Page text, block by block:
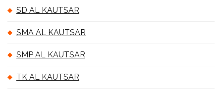
SD AL KAUTSAR
SMA AL KAUTSAR
SMP AL KAUTSAR
TK AL KAUTSAR